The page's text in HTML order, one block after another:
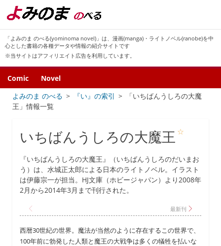
「よみのま のべる(yominoma novel)」は、漫画(manga)・ライトノベル(ranobe)を中
心とした書籍の各種データや情報の紹介サイトです
※当サイトはアフィリエイト広告を利用しています。
Comic
Novel
よみのま のべる
『い』の索引
「いちばんうしろの大魔
王」情報一覧
いちばんうしろの大魔王 ☆
『いちばんうしろの大魔王』（いちばんうしろのだいまお
う）は、水城正太郎による日本のライトノベル。イラスト
は伊藤宗一が担当。HJ文庫（ホビージャパン）より2008年
2月から2014年3月まで刊行された。
西暦30世紀の世界。魔法が当然のように存在するこの世界で、
100年前に勃発した人類と魔王の大戦争は多くの犠牲を払いな